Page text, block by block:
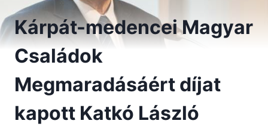
Kárpát-medencei Magyar
Családok
Megmaradásáért díjat
kapott Katkó László